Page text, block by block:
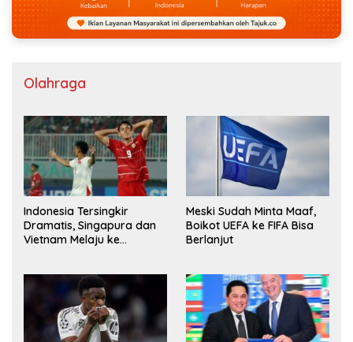
Olahraga
Indonesia Tersingkir
Dramatis, Singapura dan
Vietnam Melaju ke
Meski Sudah Minta Maaf,
Boikot UEFA ke FIFA Bisa
Berlanjut